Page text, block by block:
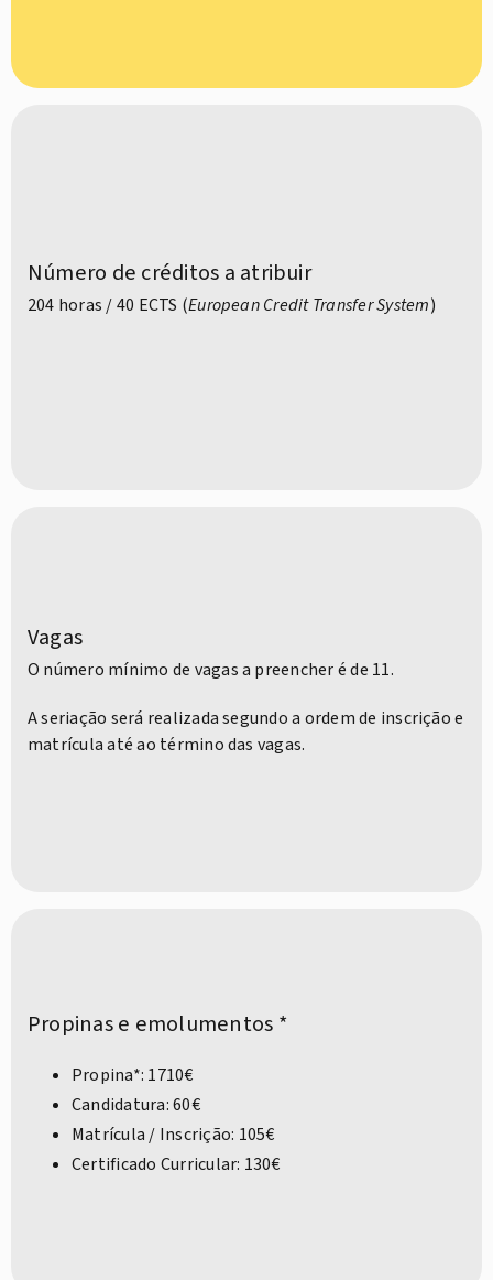
Número de créditos a atribuir
204 horas / 40 ECTS (European Credit Transfer System)
Vagas
O número mínimo de vagas a preencher é de 11.
A seriação será realizada segundo a ordem de inscrição e
matrícula até ao término das vagas.
Propinas e emolumentos *
Propina*: 1710€
Candidatura: 60€
Matrícula / Inscrição: 105€
Certificado Curricular: 130€